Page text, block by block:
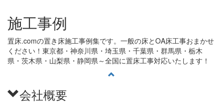
施工事例
置床.comの置き床施工事例集です。一般の床とOA床工事おまかせ
ください！東京都・神奈川県・埼玉県・千葉県・群馬県・栃木
県・茨木県・山梨県・静岡県～全国に置床工事対応いたします！
会社概要